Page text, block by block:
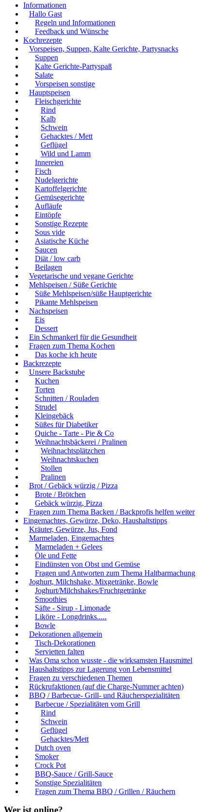
Informationen
Hallo Gast
Regeln und Informationen
Feedback und Wünsche
Kochrezepte
Vorspeisen, Suppen, Kalte Gerichte, Partysnacks
Suppen
Kalte Gerichte-Partyspaß
Salate
Vorspeisen sonstige
Hauptspeisen
Fleischgerichte
Rind
Kalb
Schwein
Gehacktes / Mett
Geflügel
Wild und Lamm
Innereien
Fisch
Nudelgerichte
Kartoffelgerichte
Gemüsegerichte
Aufläufe
Eintöpfe
Sonstige Rezepte
Sous vide
Asiatische Küche
Saucen
Diät / low carb
Beilagen
Vegetarische und vegane Gerichte
Mehlspeisen / Süße Gerichte
Süße Mehlspeisen/süße Hauptgerichte
Pikante Mehlspeisen
Nachspeisen
Eis
Dessert
Ein Schmankerl für die Gesundheit
Fragen zum Thema Kochen
Das koche ich heute
Backrezepte
Unsere Backstube
Kuchen
Torten
Schnitten / Rouladen
Strudel
Kleingebäck
Süßes für Diabetiker
Quiche - Tarte - Pie & Co
Weihnachtsbäckerei / Pralinen
Weihnachtsplätzchen
Weihnachtskuchen
Stollen
Pralinen
Brot / Gebäck würzig / Pizza
Brote / Brötchen
Gebäck würzig, Pizza
Fragen zum Thema Backen / Backprofis helfen weiter
Eingemachtes, Gewürze, Deko, Haushaltstipps
Kräuter, Gewürze, Jus, Fond
Marmeladen, Eingemachtes
Marmeladen + Gelees
Öle und Fette
Eindünsten von Obst und Gemüse
Fragen und Antworten zum Thema Haltbarmachung
Joghurt, Milchshake, Mixgetränke, Bowle
Joghurt/Milchshakes/Fruchtgetränke
Smoothies
Säfte - Sirup - Limonade
Liköre - Longdrinks.....
Bowle
Dekorationen allgemein
Tisch-Dekorationen
Servietten falten
Was Oma schon wusste - die wirksamsten Hausmittel
Haushaltstipps zur Lagerung von Lebensmittel
Fragen zu verschiedenen Themen
Rückrufaktionen (auf die Charge-Nummer achten)
BBQ / Barbecue- Grill- und Räucherspezialitäten
Barbecue / Spezialitäten vom Grill
Rind
Schwein
Geflügel
Gehacktes/Mett
Dutch oven
Smoker
Crock Pot
BBQ-Sauce / Grill-Sauce
Sonstige Spezialitäten
Fragen zum Thema BBQ / Grillen / Räuchern